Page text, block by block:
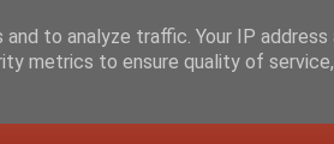
to analyze traffic. Your IP address
metrics to ensure quality of